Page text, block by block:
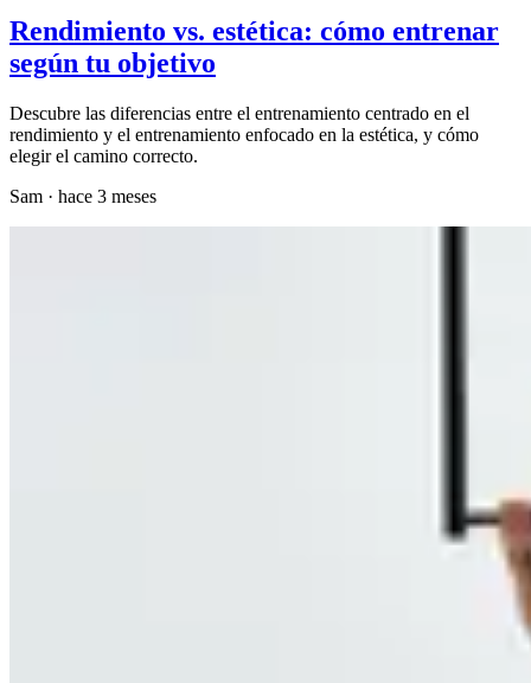
Rendimiento vs. estética: cómo entrenar
según tu objetivo
Descubre las diferencias entre el entrenamiento centrado en el
rendimiento y el entrenamiento enfocado en la estética, y cómo
elegir el camino correcto.
Sam · hace 3 meses